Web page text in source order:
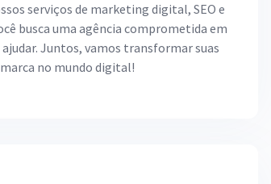
serviços de marketing digital, SEO e
busca uma agência comprometida em
Juntos, vamos transformar suas
no mundo digital!